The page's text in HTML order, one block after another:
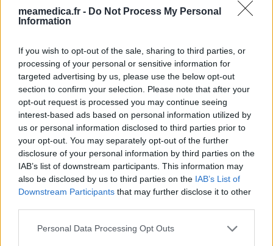
meamedica.fr - Do Not Process My Personal
Information
If you wish to opt-out of the sale, sharing to third parties, or
processing of your personal or sensitive information for
targeted advertising by us, please use the below opt-out
section to confirm your selection. Please note that after your
opt-out request is processed you may continue seeing
interest-based ads based on personal information utilized by
us or personal information disclosed to third parties prior to
your opt-out. You may separately opt-out of the further
disclosure of your personal information by third parties on the
IAB’s list of downstream participants. This information may
also be disclosed by us to third parties on the IAB’s List of
Downstream Participants that may further disclose it to other
Personal Data Processing Opt Outs
31/10/2012 | Homme | 52
atorvastatine
Efficacité
Quantité effets secondaires
d'abord pris crestor, trop d'effets secondaires. ensuite 2
mois sans rien et recommencé avec atorvastatine, quelle
saleté, que des soucis. muscles se dégradent, les
articulations aussi. en ce moment après 2 jours d'arrêt
symptômes de désintoxication, vertige, transpiration ,
angoisse. Non plus de médicament contre le cholestérol
pour moi.
votre avis 0 réactions